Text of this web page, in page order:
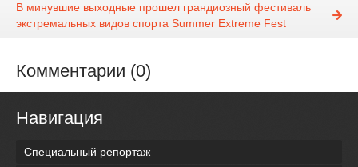
В минувшие выходные прошел грандиозный фестиваль
экстремальных видов спорта Summer Extreme Fest
Комментарии (0)
Навигация
Специальный репортаж